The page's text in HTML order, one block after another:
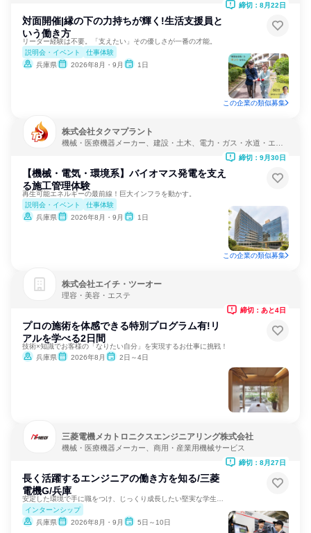
対面開催|縁の下の力持ちが輝く!生活支援員と
いう働き方
リーダー経験は不要。「支えたい」その優しさが一番の才能。
説明会・イベント
仕事体験
兵庫県
2026年8月・9月 1日
締切：8月22日
この企業の類似募集
株式会社タクマプラント
機械・医療機器メーカー、建設・土木、電力・ガス・水道・エネ
【機械・電気・環境系】バイオマス発電を支え
る施工管理体験
再生可能エネルギーの最前線！巨大インフラを動かす。
説明会・イベント
仕事体験
兵庫県
2026年8月・9月 1日
締切：9月30日
この企業の類似募集
株式会社エイチ・ツーオー
理容・美容・エステ
プロの施術を体感できる特別プログラム有!リ
アルを学べる2日間
技術×知識でお客様の「なりたい自分」を実現するお仕事に挑戦！
兵庫県
2026年8月 2日～4日
締切：あと4日
三菱電機メカトロニクスエンジニアリング株式会社
機械・医療機器メーカー、商用・産業用機械サービス
長く活躍するエンジニアの働き方を知る/三菱
電機G/兵庫
インターンシップ
兵庫県
2026年8月・9月 5日～10日
締切：8月27日